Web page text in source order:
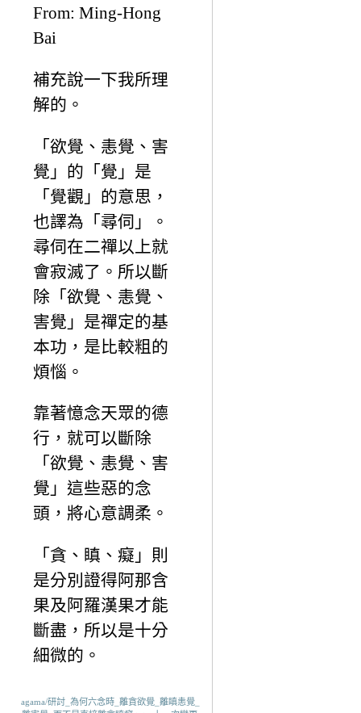
From: Ming-Hong
Bai
補充說一下我所理
解的。
「欲覺、恚覺、害
覺」的「覺」是
「覺觀」的意思，
也譯為「尋伺」。
尋伺在二禪以上就
會寂滅了。所以斷
除「欲覺、恚覺、
害覺」是禪定的基
本功，是比較粗的
煩惱。
靠著憶念天眾的德
行，就可以斷除
「欲覺、恚覺、害
覺」這些惡的念
頭，將心意調柔。
「貪、瞋、癡」則
是分別證得阿那含
果及阿羅漢果才能
斷盡，所以是十分
細微的。
agama/研討_為何六念時_離貪欲覺_離瞋恚覺_